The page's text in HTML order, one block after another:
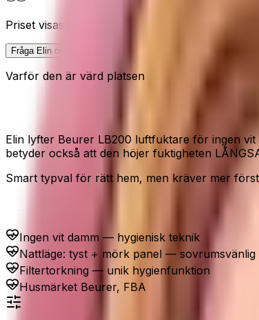
Priset visas inte här eftersom Amazon kan
Fråga Elin om denna
Varför den är värd platsen
Evaporativ · Beurer · Diskret drift
Elin lyfter Beurer LB200 luftfuktare för ingen
betyder också att den höjer fuktigheten
Smart typval för rätt hem, men kräver mer
Ingen vit damm — hygienisk teknik
Nattläge: tyst + mörk panel — sovrumsvänlig
Filtertorkning — unik hygienfunktion
Husmärket Beurer, FBA